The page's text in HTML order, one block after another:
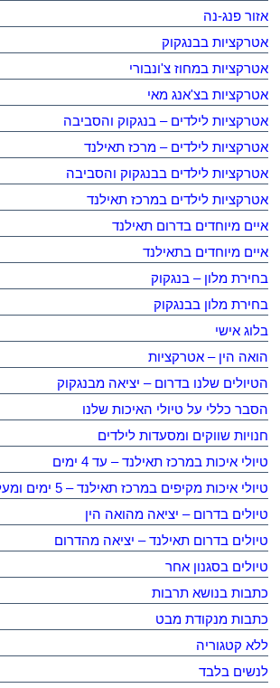
אזור פנג-נה
אטרקציות בבנגקוק
אטרקציות במחוז צ'ונבורי
אטרקציות בצ'אנג מאי
אטרקציות לילדים – בנגקוק והסביבה
אטרקציות לילדים – מרכז תאילנד
אטרקציות לילדים בבנגקוק והסביבה
אטרקציות לילדים במרכז תאילנד
איים מיוחדים בדרום תאילנד
איים מיוחדים בתאילנד
בחירת מלון – בנגקוק
בחירת מלון בבנגקוק
בלוג אישי
הואה הין – אטרקציות
הטיולים שלנו בדרום – יציאה מבנגקוק
הסבר כללי על טיולי האיכות שלנו
חנויות שווקים ומסעדות לילדים
טיולי איכות במרכז תאילנד – עד 4 ימים
טיולי איכות מקיפים במרכז תאילנד – 5 ימים ומעלה
טיולים בדרום – יציאה מהואה הין
טיולים בדרום תאילנד – יציאה מהדרום
טיולים בסגנון אחר
כתבות בנושא תרבות
כתבות מנקודת מבט
ללא קטגוריה
לנשים בלבד